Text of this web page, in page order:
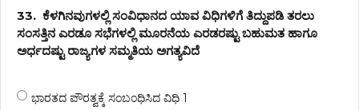
33. ಕೆಳಗಿನವುಗಳಲ್ಲಿ ಸಂವಿಧಾನದ ಯಾವ ವಿಧಿಗಳಿಗೆ ತಿದ್ದುಪಡಿ ತರಲು
ಸಂಸತ್ತಿನ ಎರಡೂ ಸಭೆಗಳಲ್ಲಿ ಮೂರನೆಯ ಎರಡರಷ್ಟು ಬಹುಮತ ಹಾಗೂ
ಅರ್ಧದಷ್ಟು ರಾಜ್ಯಗಳ ಸಮ್ಮತಿಯ ಅಗತ್ಯವಿದೆ
ಭಾರತದ ಪೌರತ್ವಕ್ಕೆ ಸಂಬಂಧಿಸಿದ ವಿಧಿ 1